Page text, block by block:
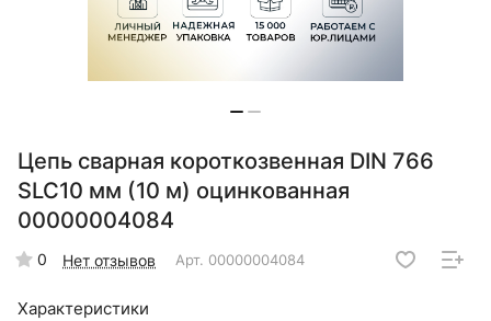
Цепь сварная короткозвенная DIN 766
SLC10 мм (10 м) оцинкованная
00000004084
0 Нет отзывов Арт. 00000004084
Характеристики